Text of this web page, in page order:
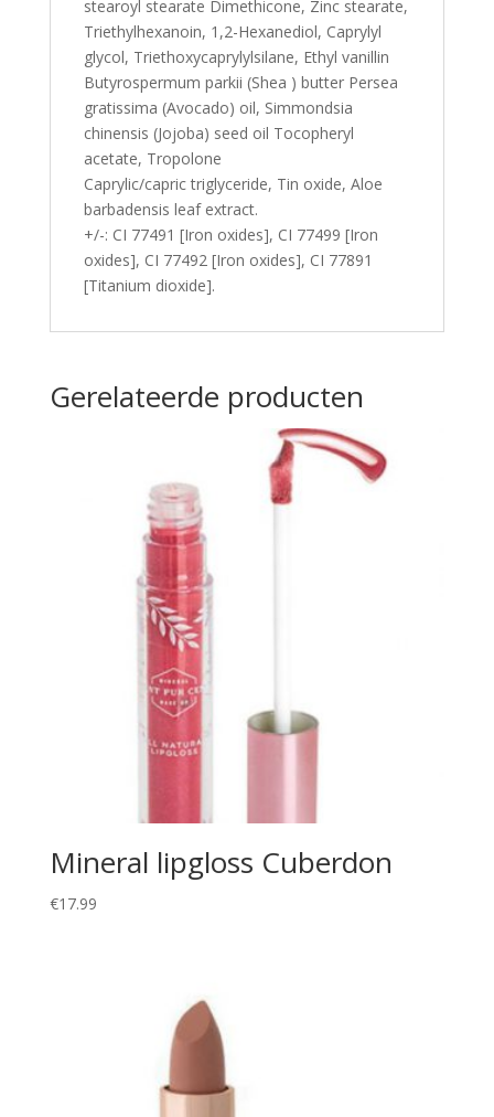
stearoyl stearate Dimethicone, Zinc stearate,
Triethylhexanoin, 1,2-Hexanediol, Caprylyl
glycol, Triethoxycaprylylsilane, Ethyl vanillin
Butyrospermum parkii (Shea ) butter Persea
gratissima (Avocado) oil, Simmondsia
chinensis (Jojoba) seed oil Tocopheryl
acetate, Tropolone
Caprylic/capric triglyceride, Tin oxide, Aloe
barbadensis leaf extract.
+/-: CI 77491 [Iron oxides], CI 77499 [Iron
oxides], CI 77492 [Iron oxides], CI 77891
[Titanium dioxide].
Gerelateerde producten
Mineral lipgloss Cuberdon
€17.99